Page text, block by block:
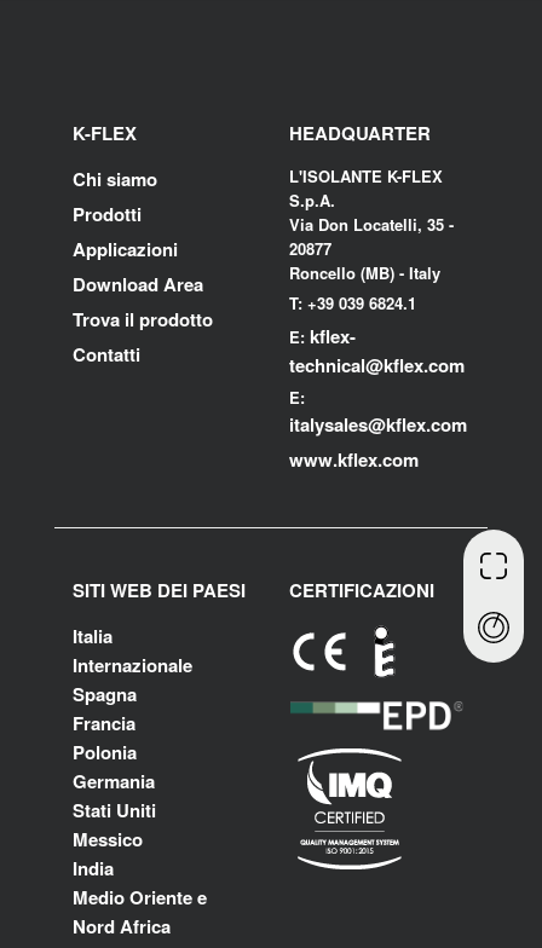
K-FLEX
Chi siamo
Prodotti
Applicazioni
Download Area
Trova il prodotto
Contatti
HEADQUARTER
L'ISOLANTE K-FLEX
S.p.A.
Via Don Locatelli, 35 -
20877
Roncello (MB) - Italy
T: +39 039 6824.1
E: kflex-
technical@kflex.com
E:
italysales@kflex.com
www.kflex.com
SITI WEB DEI PAESI
Italia
Internazionale
Spagna
Francia
Polonia
Germania
Stati Uniti
Messico
India
Medio Oriente e
Nord Africa
CERTIFICAZIONI